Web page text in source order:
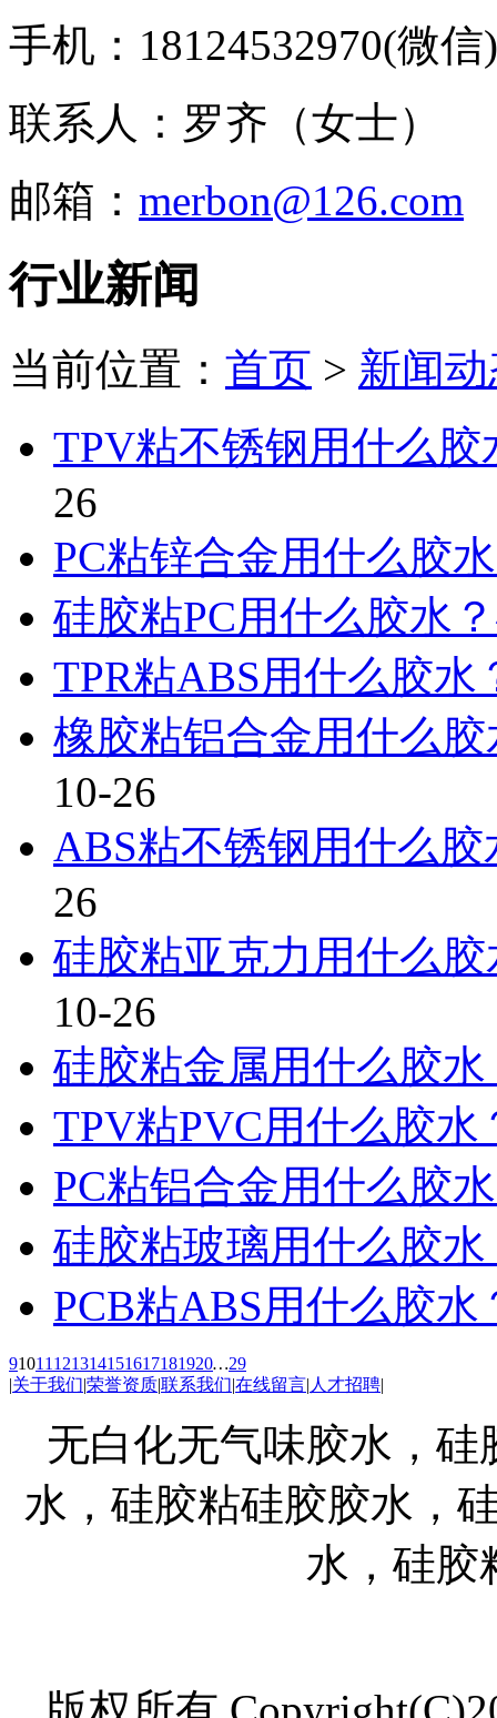
手机：18124532970(微信)
联系人：罗齐（女士）
邮箱： merbon@126.com
行业新闻
当前位置： 首页 > 新闻
TPV粘不锈钢用什么
26
PC粘锌合金用什么胶
硅胶粘PC用什么胶水
TPR粘ABS用什么胶水
橡胶粘铝合金用什么
10-26
ABS粘不锈钢用什么
26
硅胶粘亚克力用什么
10-26
硅胶粘金属用什么胶
TPV粘PVC用什么胶水
PC粘铝合金用什么胶
硅胶粘玻璃用什么胶
PCB粘ABS用什么胶水
91011 121314151617181920…29
|关于我们|荣誉资质|联系我们|在线留言| 人才招聘|
无白化无气味胶水，
水，硅胶粘硅胶胶水，
水，硅胶